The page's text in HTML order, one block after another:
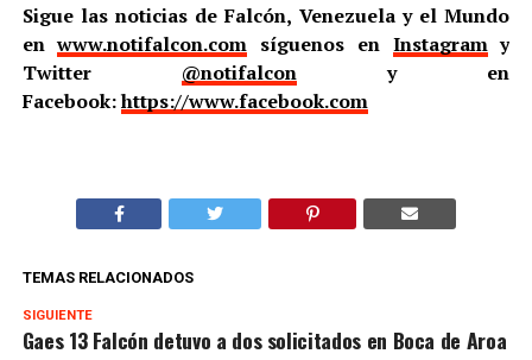
Sigue las noticias de Falcón, Venezuela y el Mundo
enwww.notifalcon.com síguenos en Instagramy
Twitter @notifalcony en
Facebook:https://www.facebook.com
TEMAS RELACIONADOS
SIGUIENTE
Gaes 13 Falcón detuvo a dos solicitados en Boca de Aroa